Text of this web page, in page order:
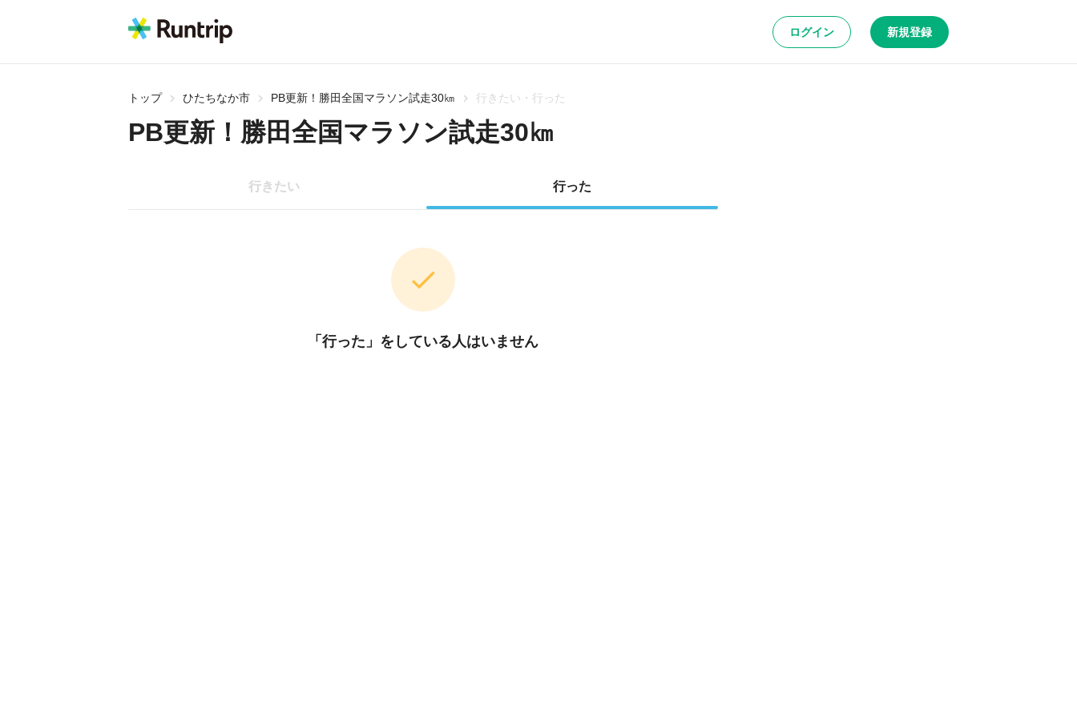
ログイン 新規登録
トップ ひたちなか市 PB更新！勝田全国マラソン試走30㎞ 行きたい・行った
PB更新！勝田全国マラソン試走30㎞
行きたい 行った
「行った」をしている人はいません